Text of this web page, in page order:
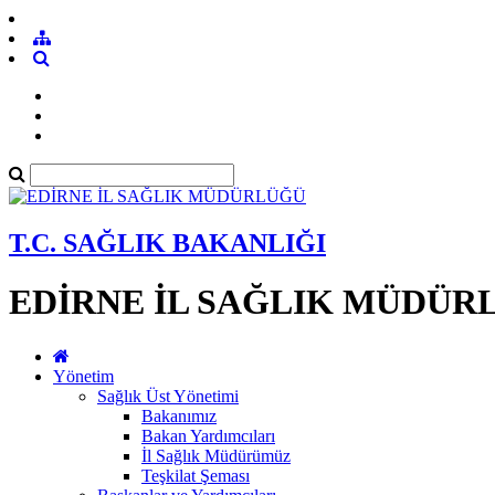
T.C. SAĞLIK BAKANLIĞI
EDİRNE İL SAĞLIK
Yönetim
Sağlık Üst Yönetimi
Bakanımız
Bakan Yardımcıları
İl Sağlık Müdürümüz
Teşkilat Şeması